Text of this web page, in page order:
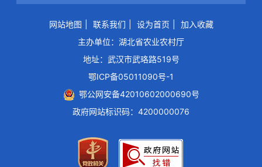
网站地图 联系我们 设为首页
加入收藏
主办单位：湖北省农业农村厅
地址：武汉市武珞路519号
鄂ICP备05011090号-1
鄂公网安备42010602000690号
政府网站标识码：4200000076